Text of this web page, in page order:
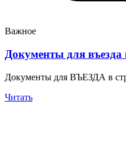
Важное
Документы для въезда
Документы для ВЪЕЗДА в
Читать